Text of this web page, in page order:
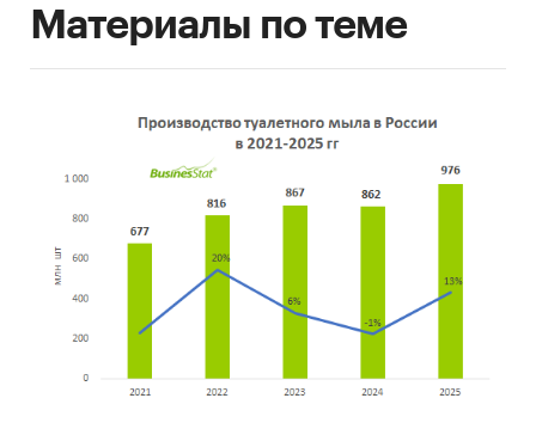
Материалы по теме